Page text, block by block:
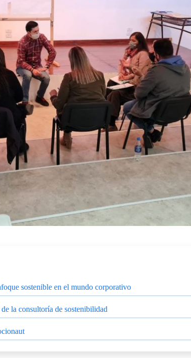
sostenible en el mundo corporativo
la consultoría de sostenibilidad